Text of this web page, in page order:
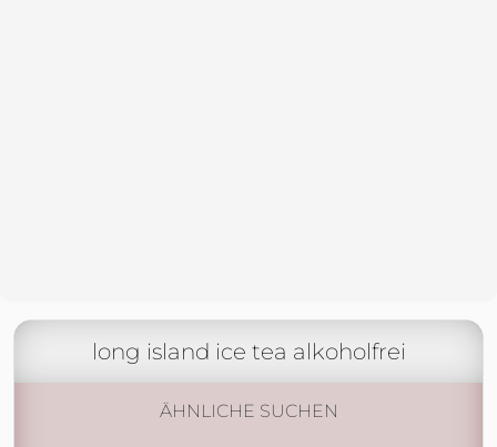
long island ice tea alkoholfrei
ÄHNLICHE SUCHEN